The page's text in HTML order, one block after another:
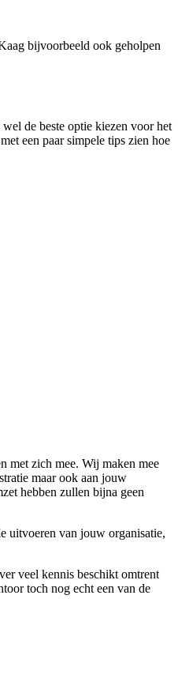
bijvoorbeeld ook geholpen
de beste optie kiezen voor het
een paar simpele tips zien hoe
met zich mee. Wij maken mee
maar ook aan jouw
hebben zullen bijna geen
uitvoeren van jouw organisatie,
veel kennis beschikt omtrent
toch nog echt een van de